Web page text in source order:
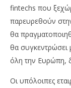
fintechs που
παρευρεθούν
θα
θα συγκεντρώσει
όλη την Ευρώπη,
Οι υπόλοιπες